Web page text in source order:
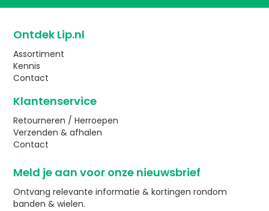
Ontdek Lip.nl
Assortiment
Kennis
Contact
Klantenservice
Retourneren / Herroepen
Verzenden & afhalen
Contact
Meld je aan voor onze nieuwsbrief
Ontvang relevante informatie & kortingen rondom
banden & wielen.